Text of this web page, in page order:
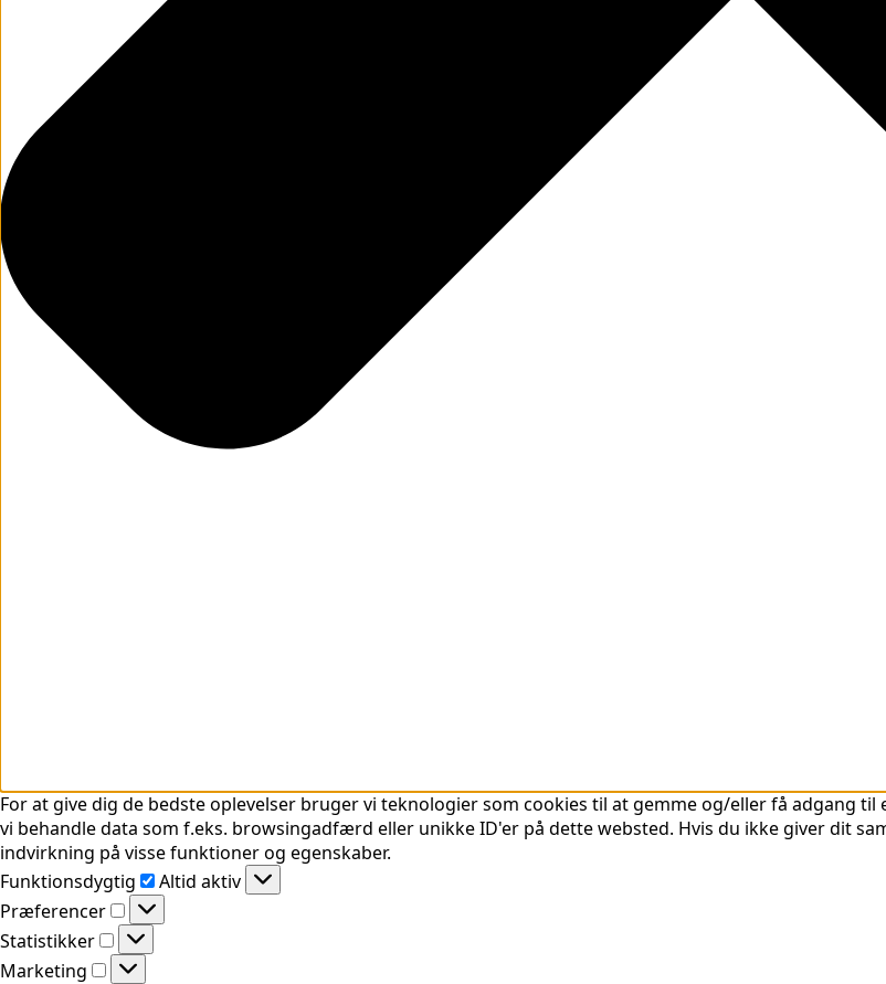
For at give dig de bedste oplevelser bruger vi teknologier som cookies til at gemme og/eller få adgang
vi behandle data som f.eks. browsingadfærd eller unikke ID'er på dette websted. Hvis du ikke giver dit
indvirkning på visse funktioner og egenskaber.
Funktionsdygtig
Funktionsdygtig
Altid aktiv
Præferencer
Præferencer
Statistikker
Statistikker
Marketing
Marketing